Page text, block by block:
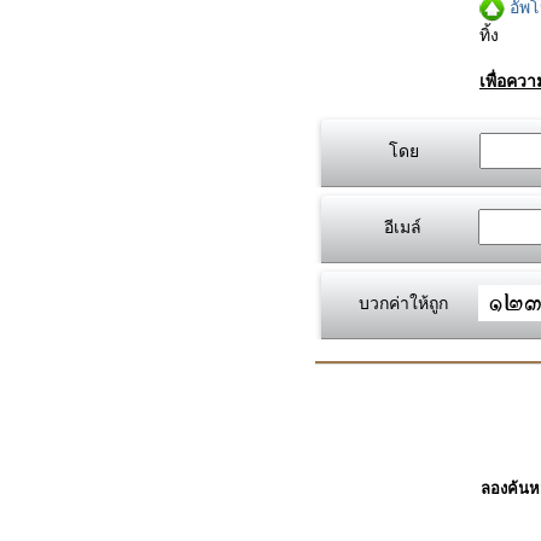
อัพ
ทิ้ง
เพื่อคว
โดย
อีเมล์
บวกค่าให้ถูก
ลองค้นห